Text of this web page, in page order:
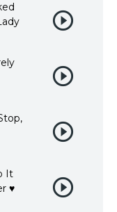
It
♥